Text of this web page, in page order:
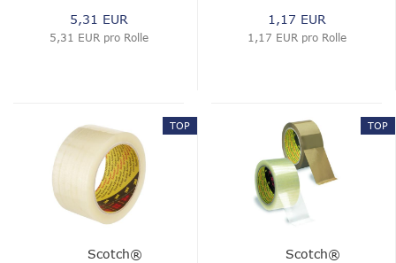
5,31 EUR
5,31 EUR pro Rolle
1,17 EUR
1,17 EUR pro Rolle
TOP
Scotch®
TOP
Scotch®